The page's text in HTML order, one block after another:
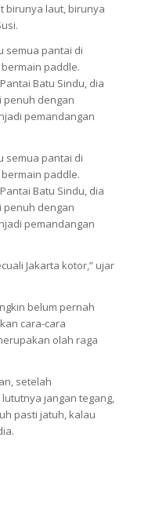
birunya laut, birunya
semua pantai di
paddle.
Batu Sindu, dia
penuh dengan
pemandangan
semua pantai di
paddle.
Batu Sindu, dia
penuh dengan
pemandangan
Jakarta kotor,” ujar
belum pernah
cara-cara
olah raga
setelah
jangan tegang,
pasti jatuh, kalau